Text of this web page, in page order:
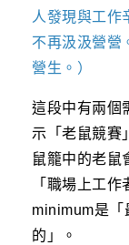
人發現與工作
不再汲汲營營
營生。）
這段中有兩個
示「老鼠競賽
鼠籠中的老鼠
「職場上工
minimum是「
的」。